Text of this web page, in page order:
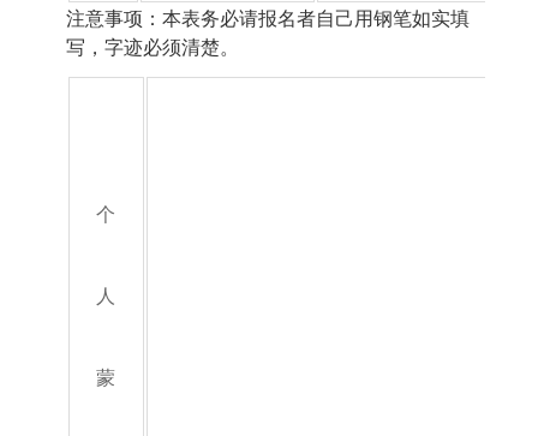
注意事项：本表务必请报名者自己用钢笔如实填
写，字迹必须清楚。
个
人
蒙